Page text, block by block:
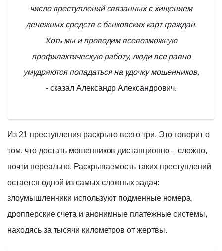
число преступлений связанных с хищением
денежных средств с банковских карт граждан.
Хоть мы и проводим всевозможную
профилактическую работу, люди все равно
умудряются попадаться на удочку мошенников,
- сказал Александр Александрович.
Из 21 преступления раскрыто всего три. Это говорит о
том, что достать мошенников дистанционно – сложно,
почти нереально. Раскрываемость таких преступлений
остается одной из самых сложных задач:
злоумышленники используют подменные номера,
дропперские счета и анонимные платежные системы,
находясь за тысячи километров от жертвы.